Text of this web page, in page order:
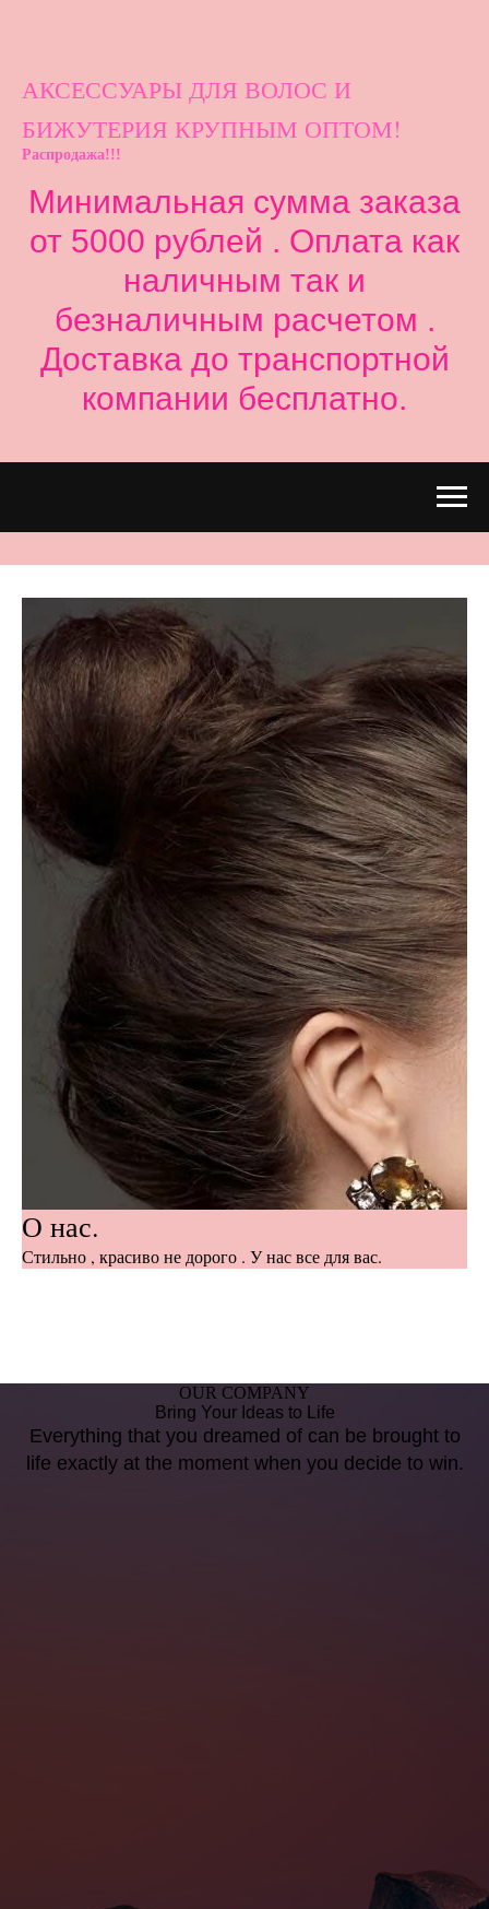
АКСЕССУАРЫ ДЛЯ ВОЛОС И
БИЖУТЕРИЯ КРУПНЫМ ОПТОМ!
Распродажа!!!
Минимальная сумма заказа
от 5000 рублей . Оплата как
наличным так и
безналичным расчетом .
Доставка до транспортной
компании бесплатно.
О нас.
Стильно , красиво не дорого . У нас все для вас.
OUR COMPANY
Bring Your Ideas to Life
Everything that you dreamed of can be brought to
life exactly at the moment when you decide to win.